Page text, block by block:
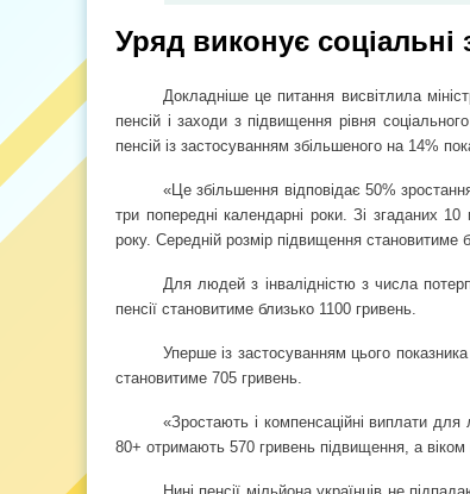
Уряд виконує соціальні
Докладніше це питання висвітлила
пенсій і заходи з підвищення рівня
пенсій із застосуванням збільшеного на 14%
«Це збільшення відповідає 50%
три попередні календарні роки. Зі згаданих
року. Середній розмір підвищення
Для людей з інвалідністю з числа
пенсії становитиме близько 1100 гривень.
Уперше із застосуванням цього
становитиме 705 гривень.
«Зростають і компенсаційні виплати
80+ отримають 570 гривень підвищення, а